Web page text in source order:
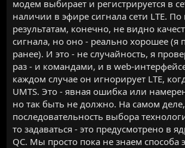
модем выбирает и регистрируется в
наличии в эфире сигнала сети LTE.
результатам, конечно, не видно
сигнала, но оно - реально хорошее (я
ранее). И это - не случайность, я
раз - и командами, и в web-
каждом случае он игнорирует LTE,
UMTS. Это - явная ошибка или
но так быть не должно. На самом деле,
последовательность выбора
то задаваться - это предусмотрено в
QC. Мы просто пока не знаем способа